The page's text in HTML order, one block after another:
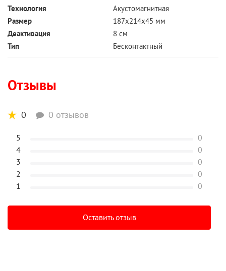
Технология
Акустомагнитная
Размер
187х214х45 мм
Деактивация
8 см
Тип
Бесконтактный
Отзывы
0 0 отзывов
5
0
4
0
3
0
2
0
1
0
Оставить отзыв